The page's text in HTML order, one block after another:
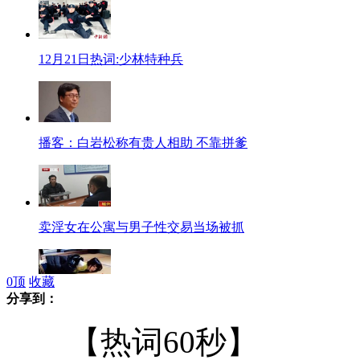
12月21日热词:少林特种兵
播客：白岩松称有贵人相助 不靠拼爹
卖淫女在公寓与男子性交易当场被抓
0顶 收藏
分享到：
【热词60秒】